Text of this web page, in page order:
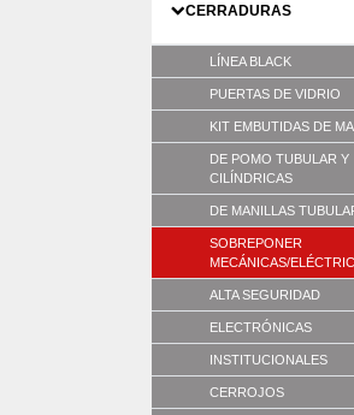
CERRADURAS
LÍNEA BLACK
PUERTAS DE VIDRIO
KIT EMBUTIDAS DE
DE POMO TUBULAR Y
CILÍNDRICAS
DE MANILLAS
SOBREPONER
MECÁNICAS/
ALTA SEGURIDAD
ELECTRÓNICAS
INSTITUCIONALES
CERROJOS